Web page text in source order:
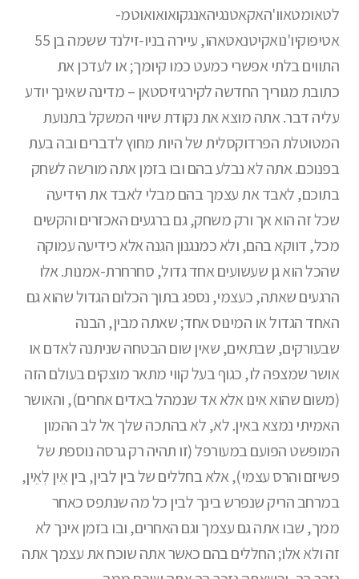
לטאומטאוו'האקאטנגיהאנגקואואואוטמ-
אטיפוקיו'נואקיטנאטאהו, עיירה בניו-זילנד ששמה בן 55
התווים בלתי אפשרי כמעט כמו קיומך; או לעדכן את
כתובת מגוריך החדשה לקירגיזיסטאן – מדינה שאינך יודע
עליה דבר. אתה מוצא את נקודת שיווי המשקל בתנועת
המטוטלת הפרדוקסלית של היות מחוץ לדברים ובה בעת
בפנוכם. אתה לא נבלע בהם ובו בזמן אתה מורשה לשחק
בתוכם, לאבד את עצמך בהם מבלי לאבד את הידיעה
שכל זה הוא אך ורק משחק, גם ברגעים האכזרים והקשים
מכל, דווקא בהם, ולא כמנגנון הגנה אלא כידיעה עמוקה
שהכל הוא גן שעשועים אחד גדול, סחרחרת-אמנות. אלו
הרגעים שאתה, כעצמי, נספג בתוך הכלום הגדול שהוא גם
האחד הגדול או המינוס אחד; שאתה מבין, הבנה
שבעורקים, שבתאים, שאין שום הבטחה שניתנה לאדם או
אושר שמצפה לו, כגוף בעל קווי מתאר מוצקים בעולם הזה
(משום שהוא אינו אלא אד שנמהל באדים אחרים), והאושר
האמיתי נמצא באין. לא, לא בהתכה שלך אל לב ההמון
המופשט הפועם במעורפל (זו תהיה רק גרסה נוספת של
פשיזם והרס עצמי), אלא בחללים של בין לבין, בין אֵין לְאֵין,
במרחב הריק שנפרש בינך לבין כל מה שנתפס כאחר
ממך, שבו אתה גם עצמך וגם האחרים, ובו בזמן אינך לא
זה ולא אלו; החללים בהם כאשר אתה שוכח את עצמך אתה